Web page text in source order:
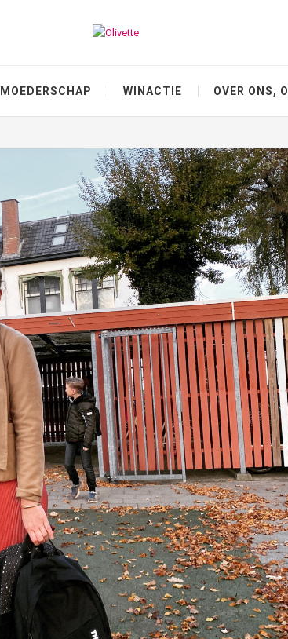
MOEDERSCHAP WINACTIE OVER ONS,